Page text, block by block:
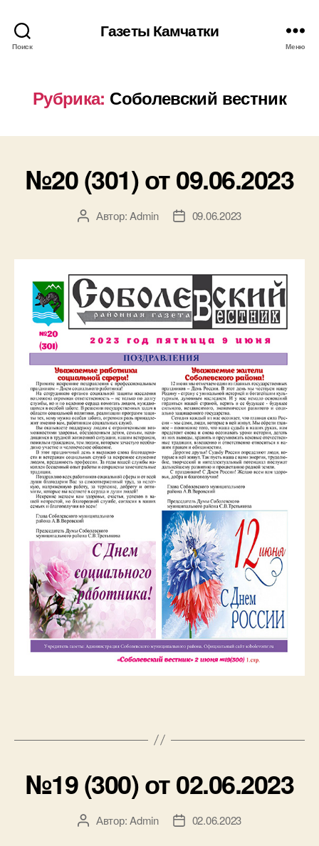
Поиск
Газеты Камчатки
Меню
Рубрика: Соболевский вестник
№20 (301) от 09.06.2023
АвторАвтор:Admin
Дата09.06.2023
№19 (300) от 02.06.2023
АвторАвтор:Admin
Дата02.06.2023